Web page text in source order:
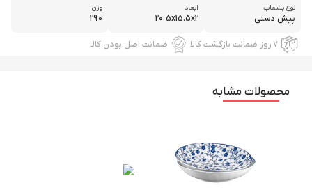
نوع بشقاب
پیش دستی
ابعاد
20.5x15.5x2
وزن
290
۷ روز ضمانت بازگشت کالا ضمانت اصل بودن کالا
محصولات مشابه